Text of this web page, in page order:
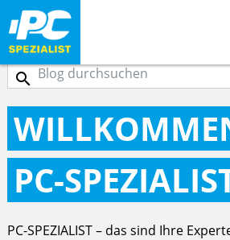

PC-
PC-SPEZIALIST – das sind Ihre